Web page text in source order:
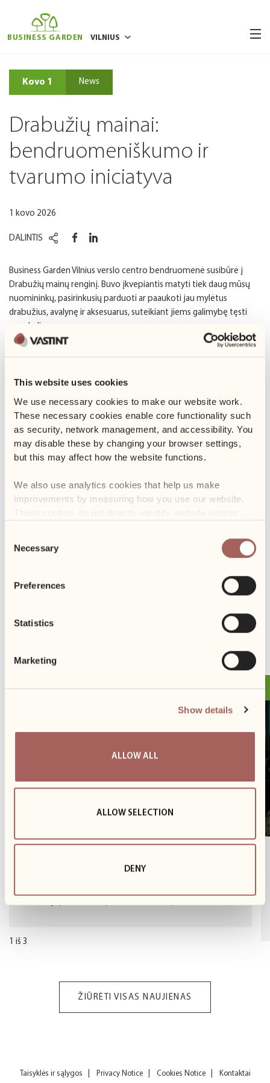
This website uses cookies
We use necessary cookies to make our website work.
These necessary cookies enable core functionality such
as security, network management, and accessibility. You
may disable these by changing your browser settings,
but this may affect how the website functions.
We also use analytics cookies that help us make
improvements by measuring how you use our website.
Selection
Necessary
Preferences
Statistics
Marketing
Show details
ALLOW ALL
ALLOW SELECTION
DENY
BUSINESS GARDEN VILNIUS
RYGA
VARŠUVA
VROCLAVAS
Kovo 1 News
Drabužių mainai:
bendruomeniškumo ir
tvarumo iniciatyva
1 kovo 2026
DALINTIS
Business Garden Vilnius verslo centro bendruomenė susibūrė į
Drabužių mainų renginį. Buvo įkvepiantis matyti tiek daug mūsų
nuomininkų, pasirinkusių parduoti ar paaukoti jau mylėtus
drabužius, avalynę ir aksesuarus, suteikiant jiems galimybę tęsti
savo kelionę.
Per tris dienas Forumo erdvė buvo pilna pokalbių, geros energijos
puikiu pavyzdžiu, kaip maži bendruomenės veiksmai gali prisidėti
prie atsakingesnių kasdienių pasirinkimų.
Business Garden Vilnius tikime, kad moderni darbo vieta yra
daugiau nei biurai. Tai aplinka, kurioje natūraliai susijungia tvarumas,
bendruomeniškumas ir sveikas darbo bei poilsio balansas.
Ačiū visiems, kurie prisidėjo, dalyvavo ir padėjo šiai iniciatyvai tapti
mūsų bendros istorijos dalimi.
SEKANTIS
Balandžio 16 News
Atidaromi padelio kortai
1 iš 3
ŽIŪRĖTI VISAS NAUJIENAS
Taisyklės ir sąlygos Privacy Notice Cookies Notice Kontaktai